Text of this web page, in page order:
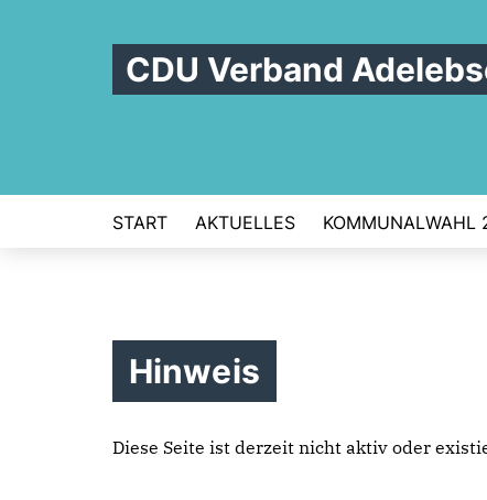
CDU Verband
START AKTUELLES KOMMUNALWAHL
Hinweis
Diese Seite ist derzeit nicht aktiv oder